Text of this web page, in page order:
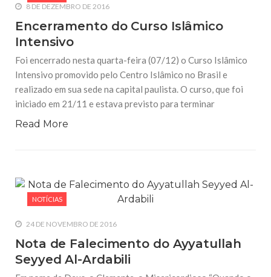
8 DE DEZEMBRO DE 2016
Encerramento do Curso Islâmico
Intensivo
Foi encerrado nesta quarta-feira (07/12) o Curso Islâmico
Intensivo promovido pelo Centro Islâmico no Brasil e
realizado em sua sede na capital paulista. O curso, que foi
iniciado em 21/11 e estava previsto para terminar
Read More
NOTÍCIAS
24 DE NOVEMBRO DE 2016
Nota de Falecimento do Ayyatullah
Seyyed Al-Ardabili